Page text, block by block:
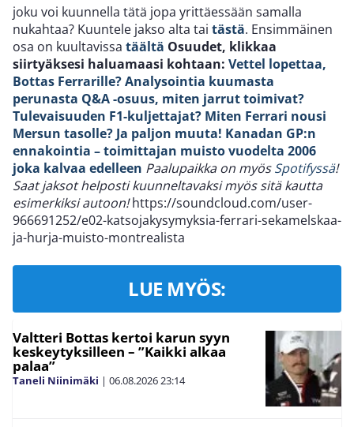
joku voi kuunnella tätä jopa yrittäessään samalla
nukahtaa? Kuuntele jakso alta tai tästä. Ensimmäinen
osa on kuultavissa täältä Osuudet, klikkaa
siirtyäksesi haluamaasi kohtaan: Vettel lopettaa,
Bottas Ferrarille? Analysointia kuumasta
perunasta Q&A -osuus, miten jarrut toimivat?
Tulevaisuuden F1-kuljettajat? Miten Ferrari nousi
Mersun tasolle? Ja paljon muuta! Kanadan GP:n
ennakointia – toimittajan muisto vuodelta 2006
joka kalvaa edelleen Paalupaikka on myösSpotifyssä!
Saat jaksot helposti kuunneltavaksi myös sitä kautta
esimerkiksi autoon!https://soundcloud.com/user-
966691252/e02-katsojakysymyksia-ferrari-sekamelskaa-
ja-hurja-muisto-montrealista
LUE MYÖS:
Valtteri Bottas kertoi karun syyn
keskeytyksilleen – ”Kaikki alkaa
palaa”
Taneli Niinimäki | 06.08.202623:14